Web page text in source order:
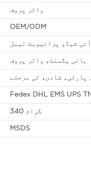
واٹر پروف
OEM/ODM
شیڈو پرائیویٹ لیبل
ہائی پگمنٹ، واٹر پروف
پارٹی، شادی، ٹی مرحلے
Fedex DHL EMS UPS
340 گرام
MSDS